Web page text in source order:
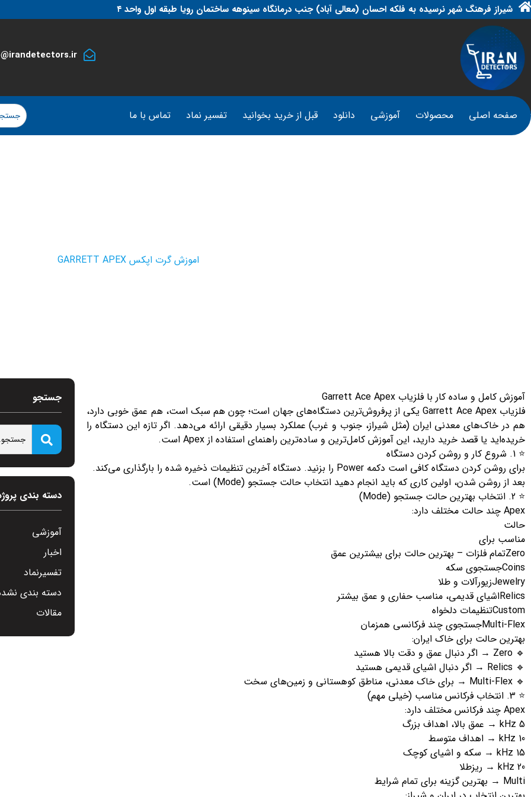
شیراز فرهنگ شهر نرسیده به فلکه احسان (معالی آباد) جنب درمانگاه سینوهه ساختمان رویا طبقه اول واحد ۴
صفحه اصلی محصولات آموزشی دانلود قبل از خرید بخوانید تفسیر نماد تماس با ما
اموزش گرت اپکس GARRETT APEX
آموزش کامل و ساده کار با فلزیاب Garrett Ace Apex
فلزیاب Garrett Ace Apex یکی از پرفروش‌ترین دستگاه‌های جهان است؛ چون هم سبک است، هم عمق خوبی دارد،
هم در خاک‌های معدنی ایران (مثل شیراز، جنوب و غرب) عملکرد بسیار دقیقی ارائه می‌دهد. اگر تازه این دستگاه را
خریده‌اید یا قصد خرید دارید، این آموزش کامل‌ترین و ساده‌ترین راهنمای استفاده از Apex است.
⭐ 1. شروع کار و روشن کردن دستگاه
برای روشن کردن دستگاه کافی است دکمه Power را بزنید. دستگاه آخرین تنظیمات ذخیره شده را بارگذاری می‌کند.
بعد از روشن شدن، اولین کاری که باید انجام دهید انتخاب حالت جستجو (Mode) است.
⭐ 2. انتخاب بهترین حالت جستجو (Mode)
Apex چند حالت مختلف دارد:
حالت
مناسب برای
Zeroتمام فلزات – بهترین حالت برای بیشترین عمق
Coinsجستجوی سکه
Jewelryزیورآلات و طلا
Relicsاشیای قدیمی، مناسب حفاری و عمق بیشتر
Customتنظیمات دلخواه
Multi-Flexجستجوی چند فرکانسی همزمان
بهترین حالت برای خاک ایران:
🔹 Zero → اگر دنبال عمق و دقت بالا هستید
🔹 Relics → اگر دنبال اشیای قدیمی هستید
🔹 Multi-Flex → برای خاک معدنی، مناطق کوهستانی و زمین‌های سخت
⭐ 3. انتخاب فرکانس مناسب (خیلی مهم)
Apex چند فرکانس مختلف دارد:
5 kHz → عمق بالا، اهداف بزرگ
10 kHz → اهداف متوسط
15 kHz → سکه و اشیای کوچک
20 kHz → ریزطلا
Multi → بهترین گزینه برای تمام شرایط
جستجو
دسته بندی
آموزشی
اخبار
تفسیرنماد
دسته بندی
مقالات